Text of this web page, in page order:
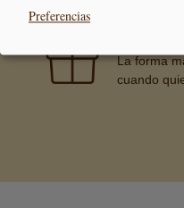
La forma
cuando
Preferencias